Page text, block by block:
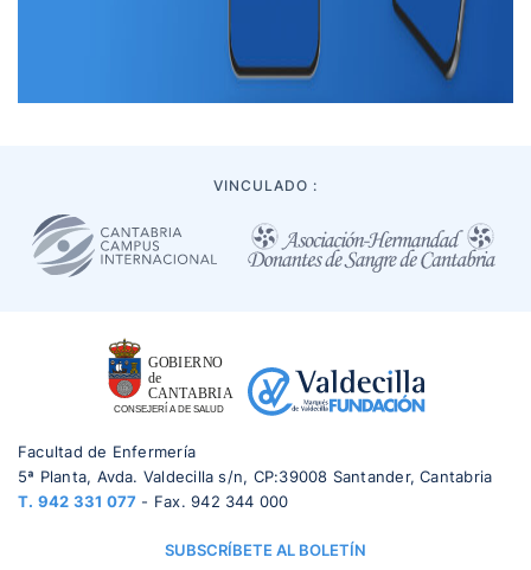
VINCULADO :
Facultad de Enfermería
5ª Planta, Avda. Valdecilla s/n, CP:39008 Santander, Cantabria
T. 942 331 077 - Fax. 942 344 000
SUBSCRÍBETE AL BOLETÍN